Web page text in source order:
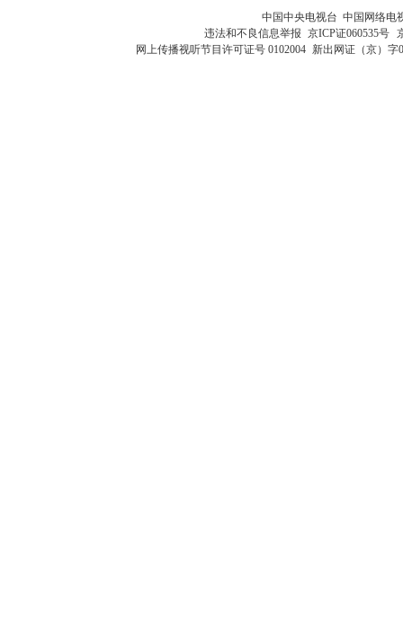
中国中央电视台 中国网络电
违法和不良信息举报 京ICP证060535号
网上传播视听节目许可证号 0102004 新出网证（京）